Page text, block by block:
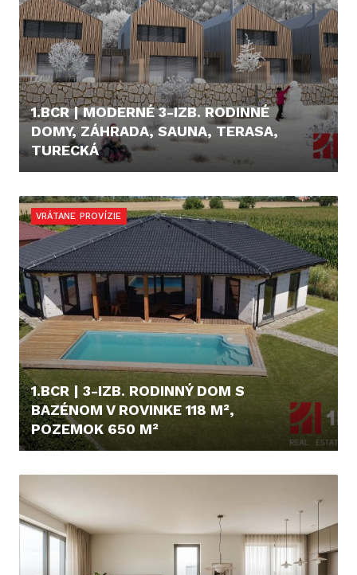
1.BCR | MODERNÉ 3-IZB. RODINNÉ
DOMY, ZÁHRADA, SAUNA, TERASA,
TURECKÁ
VRÁTANE PROVÍZIE
1.BCR | 3-IZB. RODINNÝ DOM S
BAZÉNOM V ROVINKE 118 M²,
POZEMOK 650 M²